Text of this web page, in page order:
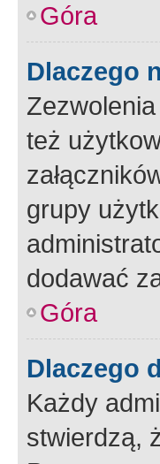
Góra
Dlaczego
też
grupy
dodawać
Góra
Dlaczego
Każdy
stwierdzą,